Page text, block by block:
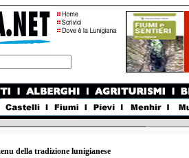
della tradizione lunigianese